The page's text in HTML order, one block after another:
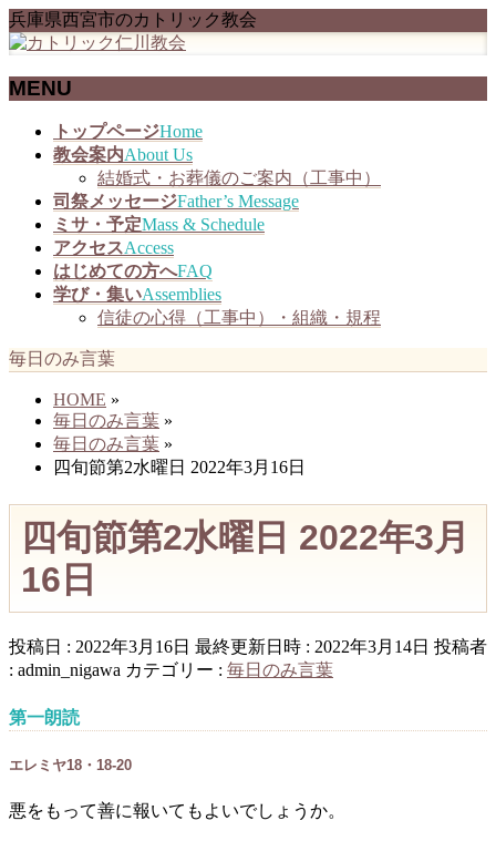
兵庫県西宮市のカトリック教会
MENU
トップページHome
教会案内About Us
結婚式・お葬儀のご案内（工事中）
司祭メッセージFather’s Message
ミサ・予定Mass & Schedule
アクセスAccess
はじめての方へFAQ
学び・集いAssemblies
信徒の心得（工事中）・組織・規程
毎日のみ言葉
HOME »
毎日のみ言葉 »
毎日のみ言葉 »
四旬節第2水曜日 2022年3月16日
四旬節第2水曜日 2022年3月
16日
投稿日 : 2022年3月16日 最終更新日時 : 2022年3月14日 投稿者
: admin_nigawa カテゴリー : 毎日のみ言葉
第一朗読
エレミヤ18・18-20
悪をもって善に報いてもよいでしょうか。